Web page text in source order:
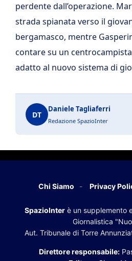
perdente dall’operazione.
strada spianata verso il
bergamasco, mentre
contare su un
adatto al nuovo sistema di
DT
Daniele Tagliaferri
Redazione SpazioInter
Chi Siamo Privacy
SpazioInter è un supplemento
Giornalistica
Aut. Tribunale di Torre
Direttore responsabile: